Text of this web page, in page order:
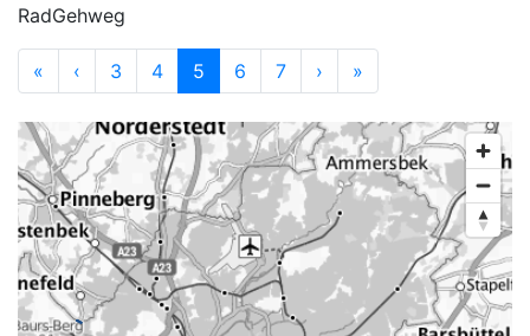
RadGehweg
« ‹ 3 4 5 6 7 › »